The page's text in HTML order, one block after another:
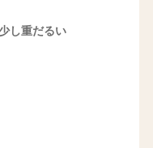
し重だるい